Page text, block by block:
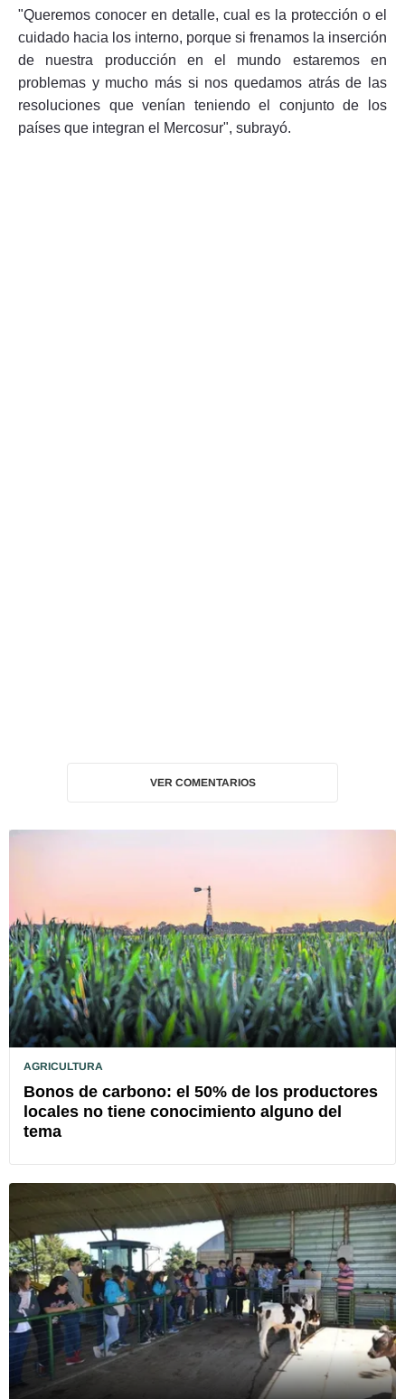
"Queremos conocer en detalle, cual es la protección o el
cuidado hacia los interno, porque si frenamos la inserción
de nuestra producción en el mundo estaremos en
problemas y mucho más si nos quedamos atrás de las
resoluciones que venían teniendo el conjunto de los
países que integran el Mercosur", subrayó.
VER COMENTARIOS
AGRICULTURA
Bonos de carbono: el 50% de los productores
locales no tiene conocimiento alguno del
tema